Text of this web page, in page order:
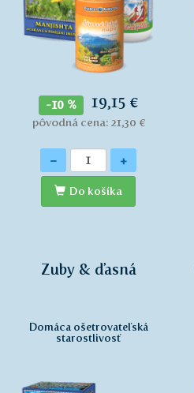
-10 % 19,15 €
pôvodná cena: 21,30 €
Množstvo
- +
Do košíka
Zuby & ďasná
Domáca ošetrovateľská
starostlivosť